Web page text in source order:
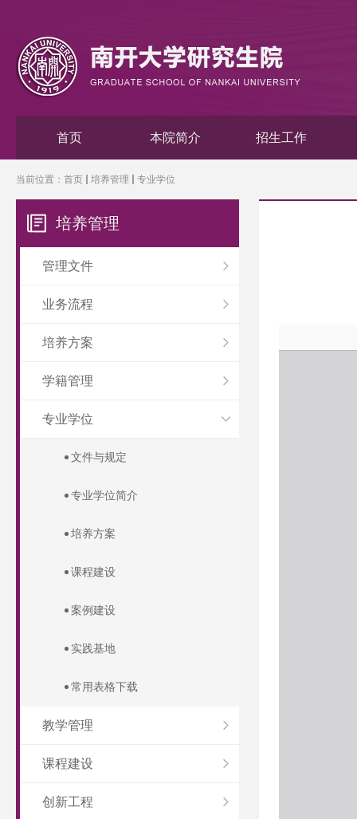
首页 本院简介 招生工作
当前位置： 首页 培养管理 专业学位
培养管理
管理文件
业务流程
培养方案
学籍管理
专业学位
文件与规定
专业学位简介
培养方案
课程建设
案例建设
实践基地
常用表格下载
教学管理
课程建设
创新工程